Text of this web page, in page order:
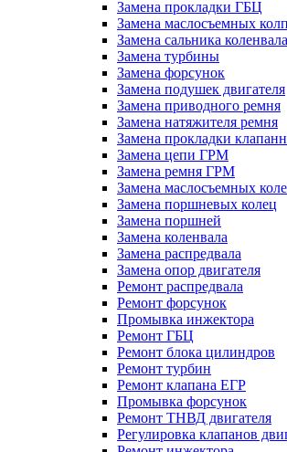
Замена прокладки ГБЦ
Замена маслосъемных
Замена сальника коленвала
Замена турбины
Замена форсунок
Замена подушек двигателя
Замена приводного ремня
Замена натяжителя ремня
Замена прокладки
Замена цепи ГРМ
Замена ремня ГРМ
Замена маслосъемных
Замена поршневых колец
Замена поршней
Замена коленвала
Замена распредвала
Замена опор двигателя
Ремонт распредвала
Ремонт форсунок
Промывка инжектора
Ремонт ГБЦ
Ремонт блока цилиндров
Ремонт турбин
Ремонт клапана ЕГР
Промывка форсунок
Ремонт ТНВД двигателя
Регулировка клапанов